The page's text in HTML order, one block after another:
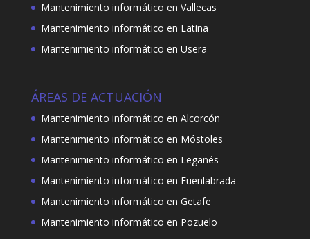
Mantenimiento informático en Vallecas
Mantenimiento informático en Latina
Mantenimiento informático en Usera
ÁREAS DE ACTUACIÓN
Mantenimiento informático en Alcorcón
Mantenimiento informático en Móstoles
Mantenimiento informático en Leganés
Mantenimiento informático en Fuenlabrada
Mantenimiento informático en Getafe
Mantenimiento informático en Pozuelo